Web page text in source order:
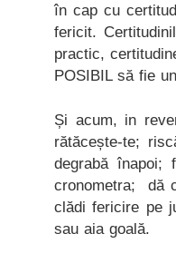
în cap cu
fericit.
practic,
POSIBIL să fie
Și acum, in
rătăcește-te;
degrabă
cronometra; dă
clădi fericire pe
sau aia goală.